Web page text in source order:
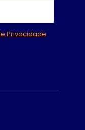
Privacidade